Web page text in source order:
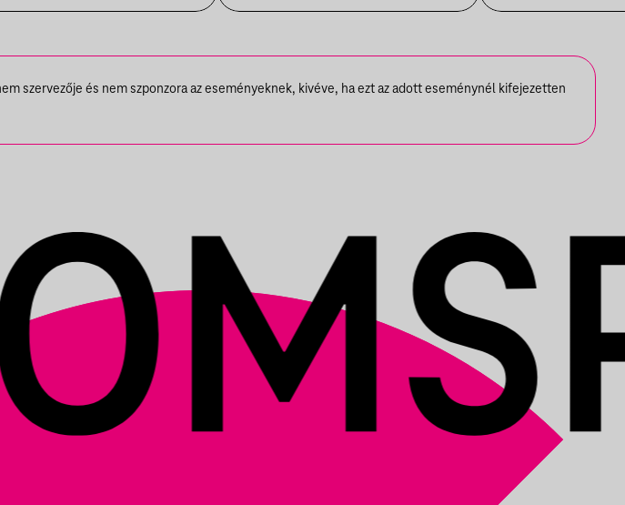
szervezője és nem szponzora az eseményeknek, kivéve, ha ezt az adott eseménynél kifejezetten